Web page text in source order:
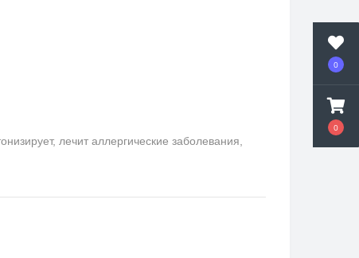
0
0
лечит аллергические заболевания,